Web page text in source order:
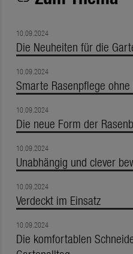
10.09.2024
Die Neuheiten für die
10.09.2024
Smarte Rasenpflege
10.09.2024
Die neue Form der
10.09.2024
Unabhängig und clever
10.09.2024
Verdeckt im Einsatz
10.09.2024
Die komfortablen